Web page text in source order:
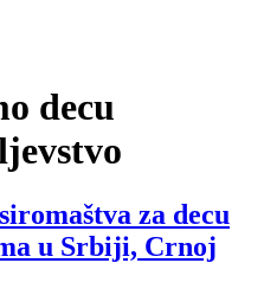
decu
za decu
u Srbiji, Crnoj